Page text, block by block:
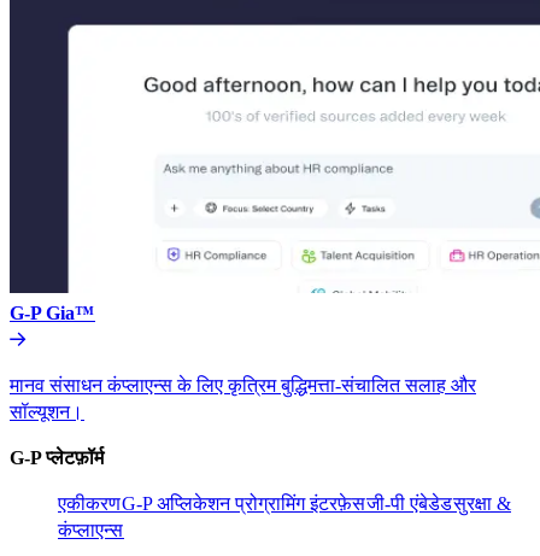
G-P Gia™​​
मानव संसाधन कंप्लाएन्स के लिए कृत्रिम बुद्धिमत्ता-संचालित सलाह और
सॉल्यूशन।​​
G-P प्लेटफ़ॉर्म​​
एकीकरण​​G-P अप्लिकेशन प्रोग्रामिंग इंटरफ़ेस​​जी-पी एंबेडेड​​सुरक्षा &
कंप्लाएन्स​​